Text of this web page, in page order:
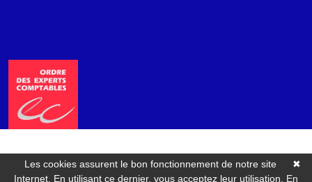
✖
Les cookies assurent le bon fonctionnement de notre site
Internet. En utilisant ce dernier, vous acceptez leur utilisation. En